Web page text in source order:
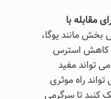
مقابله با
مانند یوگا،
کاهش استرس
تواند مفید
راه موثری
کنید تا سرگرمی